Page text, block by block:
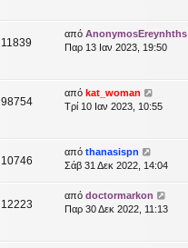
11839
από AnonymosEreynhths
Παρ 13 Ιαν 2023, 19:50
98754
από kat_woman
Τρί 10 Ιαν 2023, 10:55
10746
από thanasispn
Σάβ 31 Δεκ 2022, 14:04
12223
από doctormarkon
Παρ 30 Δεκ 2022, 11:13